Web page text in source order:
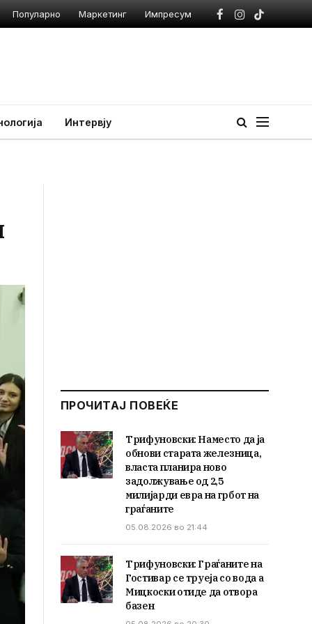
Популарно Маркетинг Импресум
Facebook
Instagram
TikTok
Интервју
ПРОЧИТАЈ ПОВЕЌЕ
Трифуновски: Наместо да ја
обнови старата железница,
власта планира ново
задолжување од 2,5
милијарди евра на грбот на
граѓаните
05.08.2026 во 21:44
Трифуновски: Граѓаните на
Гостивар се труеја со вода а
Мицкоски отиде да отвора
базен